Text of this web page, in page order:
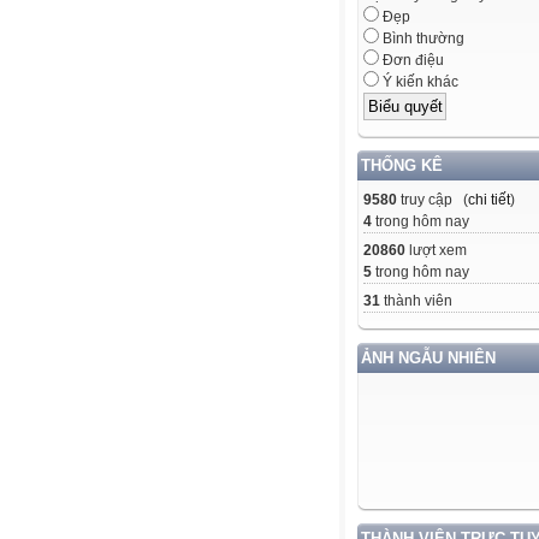
Đẹp
Bình thường
Đơn điệu
Ý kiến khác
THỐNG KÊ
9580 truy cập (chi tiết)
4 trong hôm nay
20860 lượt xem
5 trong hôm nay
31 thành viên
ẢNH NGẪU NHIÊN